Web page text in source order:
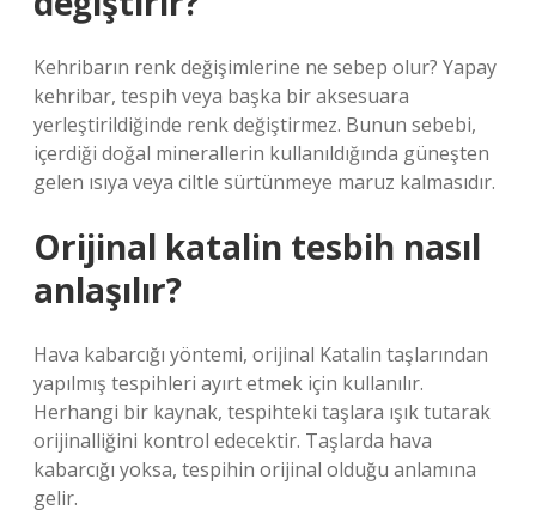
Kehribarın renk değişimlerine ne sebep olur? Yapay
kehribar, tespih veya başka bir aksesuara
yerleştirildiğinde renk değiştirmez. Bunun sebebi,
içerdiği doğal minerallerin kullanıldığında güneşten
gelen ısıya veya ciltle sürtünmeye maruz kalmasıdır.
Orijinal katalin tesbih nasıl
anlaşılır?
Hava kabarcığı yöntemi, orijinal Katalin taşlarından
yapılmış tespihleri ​​ayırt etmek için kullanılır.
Herhangi bir kaynak, tespihteki taşlara ışık tutarak
orijinalliğini kontrol edecektir. Taşlarda hava
kabarcığı yoksa, tespihin orijinal olduğu anlamına
gelir.